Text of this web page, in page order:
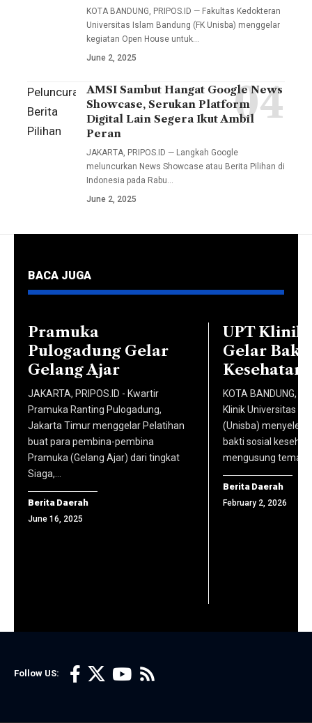
Muhammad
Arif,
S.Sos.I.,
M.I.Kom.,
Dra.,
Ketua
Prodi
dan
Penyiaran
Islam
Malki
Ahmad
Nasir,
S.Ag.,
M.Irk.,
serta
jajaran
menggelar
kegiatan
Open
Penerimaan
melalui
Masuk
(USM)
Gelombang
2 Tahun
Akademik
2025/2026.
(foto:
komhumas
unisba)
KOTA BANDUNG, PRIPOS.ID — Fakultas Kedokteran
Universitas Islam Bandung (FK Unisba) menggelar
kegiatan Open House untuk…
June 2, 2025
Peluncuran
Berita
Pilihan
lokal.
Lewat
ini,
pembaca
disuguhi
berita
yang
telah
dikurasi
dan
dilisensikan
secara
media.
AMSI Sambut Hangat Google News
Showcase, Serukan Platform
Digital Lain Segera Ikut Ambil
Peran
JAKARTA, PRIPOS.ID — Langkah Google
meluncurkan News Showcase atau Berita Pilihan di
Indonesia pada Rabu…
June 2, 2025
BACA JUGA
Pramuka
Pulogadung Gelar
Gelang Ajar
JAKARTA, PRIPOS.ID - Kwartir
Pramuka Ranting Pulogadung,
Jakarta Timur menggelar Pelatihan
buat para pembina-pembina
Pramuka (Gelang Ajar) dari tingkat
Siaga,…
Berita Daerah
June 16, 2025
UPT Klinik
Gelar
Kesehatan
KOTA BANDUNG,
Klinik Universitas
(Unisba)
bakti sosial
mengusung tema
Berita Daerah
February 2, 2026
Follow US: